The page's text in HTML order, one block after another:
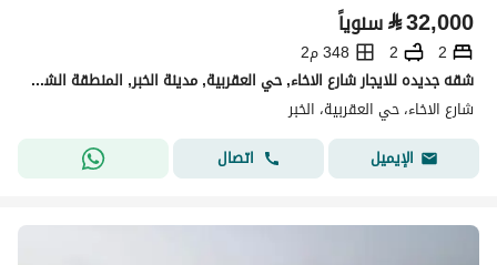
⃁32,000 سنوياً
2
2
348 م2
شقه جديده للايجار شارع الاخاء, حي العقربية, مدينة الخبر, المنطقة الشرقية
شارع الاخاء، حي العقربية، الخبر
الإيميل
اتصال